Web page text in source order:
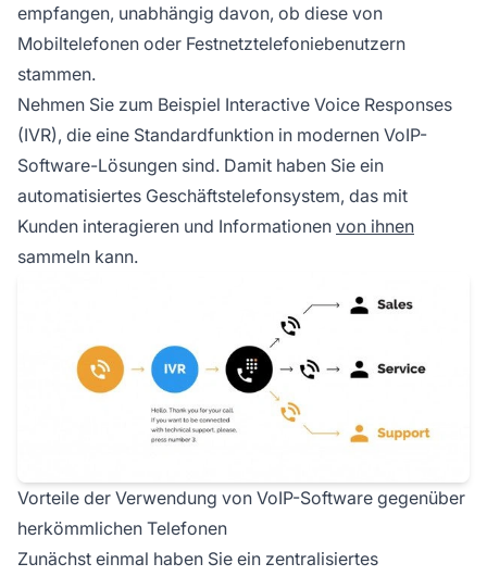
empfangen, unabhängig davon, ob diese von
Mobiltelefonen oder Festnetztelefoniebenutzern
stammen.
Nehmen Sie zum Beispiel Interactive Voice Responses
(IVR), die eine Standardfunktion in modernen VoIP-
Software-Lösungen sind. Damit haben Sie ein
automatisiertes Geschäftstelefonsystem, das mit
Kunden interagieren und Informationen von ihnen
sammeln kann.
Vorteile der Verwendung von VoIP-Software gegenüber
herkömmlichen Telefonen
Zunächst einmal haben Sie ein zentralisiertes